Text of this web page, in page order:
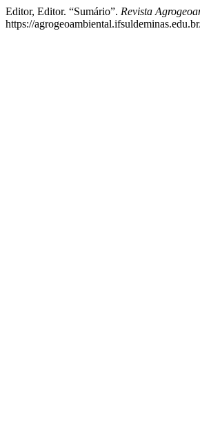
Editor, Editor. “Sumário”. Revista
https://